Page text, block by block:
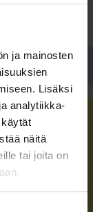
ja mainosten
Lisäksi
analytiikka-
näitä
tai joita on